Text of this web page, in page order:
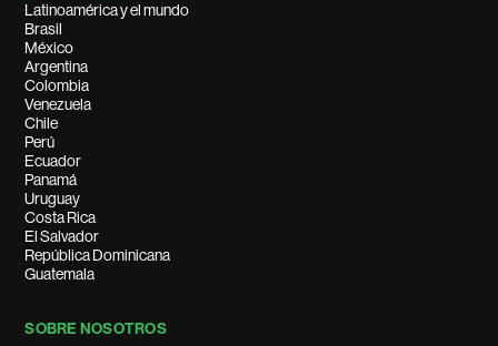
Latinoamérica y el mundo
Brasil
México
Argentina
Colombia
Venezuela
Chile
Perú
Ecuador
Panamá
Uruguay
Costa Rica
El Salvador
República Dominicana
Guatemala
SOBRE NOSOTROS